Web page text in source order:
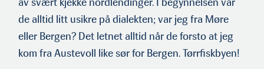
de alltid litt usikre på dialekten; var jeg fra Møre
eller Bergen? Det letnet alltid når de forsto at jeg
kom fra Austevoll like sør for Bergen. Tørrfiskbyen!